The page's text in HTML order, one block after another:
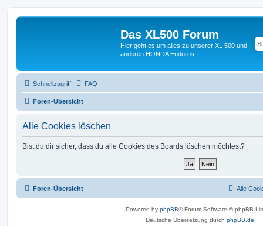
Das XL500 Forum
Hier geht es um alles zu unserer XL 500 und
anderen HONDA Enduros
Schnellzugriff FAQ
Foren-Übersicht
Alle Cookies löschen
Bist du dir sicher, dass du alle Cookies des Boards löschen möchtest?
Foren-Übersicht Alle
Powered by phpBB® Forum Software © phpBB
Deutsche Übersetzung durch phpBB.de